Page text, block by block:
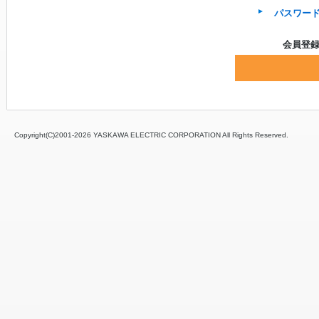
パスワー
会員登
Copyright(C)2001‐2026 YASKAWA ELECTRIC CORPORATION All Rights Reserved.